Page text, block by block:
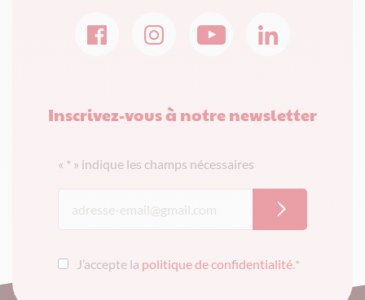
Inscrivez-vous à notre newsletter
« * » indique les champs nécessaires
J’accepte la politique de confidentialité.*